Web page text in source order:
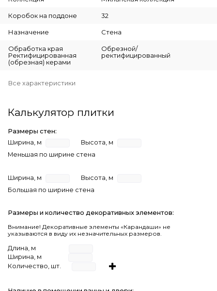
Коробок на поддоне 32
Назначение Стена
Обработка края
Ректифицированная
(обрезная) керами
Обрезной/
ректифицированный
Все характеристики
Калькулятор плитки
Размеры стен:
Ширина, м
Высота, м
Меньшая по ширине стена
Ширина, м
Высота, м
Большая по ширине стена
Размеры и количество декоративных элементов:
Внимание! Декоративные элементы «Карандаши» не
указываются в виду их незначительных размеров.
Длина, м
Ширина, м
Количество, шт.